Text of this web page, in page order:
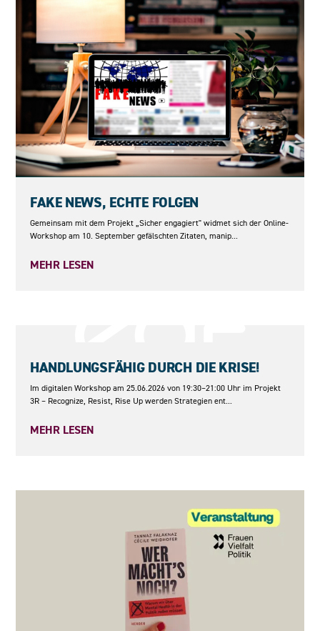
FAKE NEWS, ECHTE FOLGEN
Gemeinsam mit dem Projekt „Sicher engagiert" widmet sich der Online-
Workshop am 10. September gefälschten Zitaten, manip...
MEHR LESEN
HANDLUNGSFÄHIG DURCH DIE KRISE!
Im digitalen Workshop am 25.06.2026 von 19:30–21:00 Uhr im Projekt
3R – Recognize, Resist, Rise Up werden Strategien ent...
MEHR LESEN